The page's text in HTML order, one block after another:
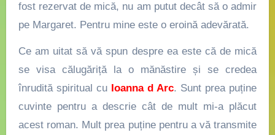
fost rezervat de mică, nu am putut decât să o admir
pe Margaret. Pentru mine este o eroină adevărată.
Ce am uitat să vă spun despre ea este că de mică
se visa călugăriță la o mănăstire și se credea
înrudită spiritual cu Ioanna d Arc. Sunt prea puține
cuvinte pentru a descrie cât de mult mi-a plăcut
acest roman. Mult prea puține pentru a vă transmite